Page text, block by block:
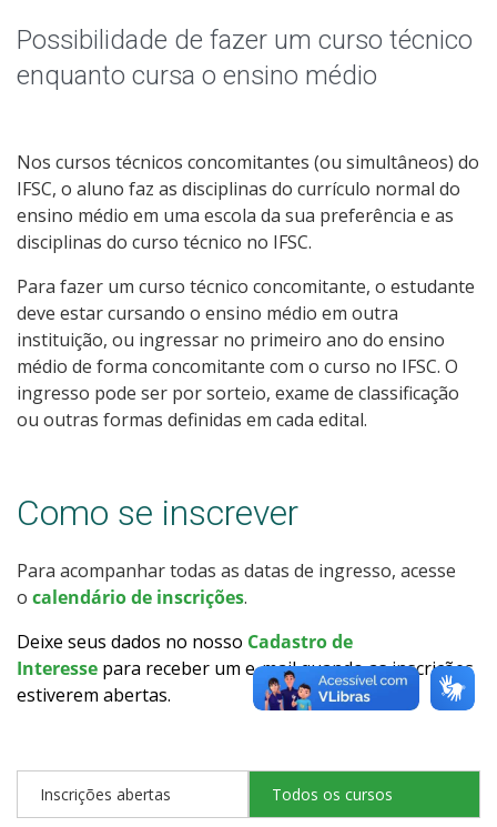
Educação a Distância
Todos os cursos
Processo de Inscrição
Resultados
Como posso estudar no IFSC?
Calendário de inscrições
Processos Seletivos
Cotas
Orientações para Matrícula
Possibilidade de fazer um curso técnico
enquanto cursa o ensino médio
Nos cursos técnicos concomitantes (ou simultâneos) do
IFSC, o aluno faz as disciplinas do currículo normal do
ensino médio em uma escola da sua preferência e as
disciplinas do curso técnico no IFSC.
Para fazer um curso técnico concomitante, o estudante
deve estar cursando o ensino médio em outra
instituição, ou ingressar no primeiro ano do ensino
médio de forma concomitante com o curso no IFSC. O
ingresso pode ser por sorteio, exame de classificação
ou outras formas definidas em cada edital.
Como se inscrever
Para acompanhar todas as datas de ingresso, acesse
o calendário de inscrições.
Deixe seus dados no nosso Cadastro de
Interesse para receber um e-mail quando as inscrições
estiverem abertas.
Inscrições abertas Todos os cursos